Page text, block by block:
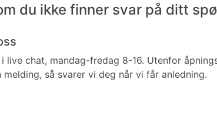
du ikke finner svar på ditt
live chat, mandag-fredag 8-16. Utenfor
melding, så svarer vi deg når vi får anledning.